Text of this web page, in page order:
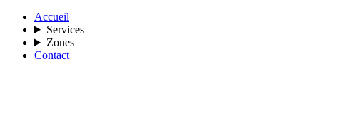
Accueil
Services
Zones
Contact